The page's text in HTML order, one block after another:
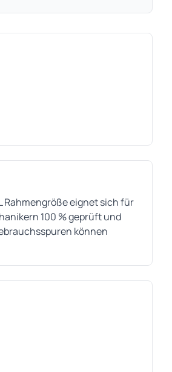
Rahmengröße eignet sich für
100 % geprüft und
können